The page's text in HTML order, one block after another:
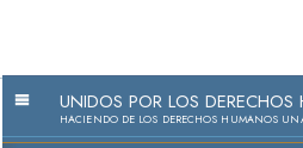
UNIDOS POR LOS DERECHOS
HACIENDO DE LOS DERECHOS HUMANOS